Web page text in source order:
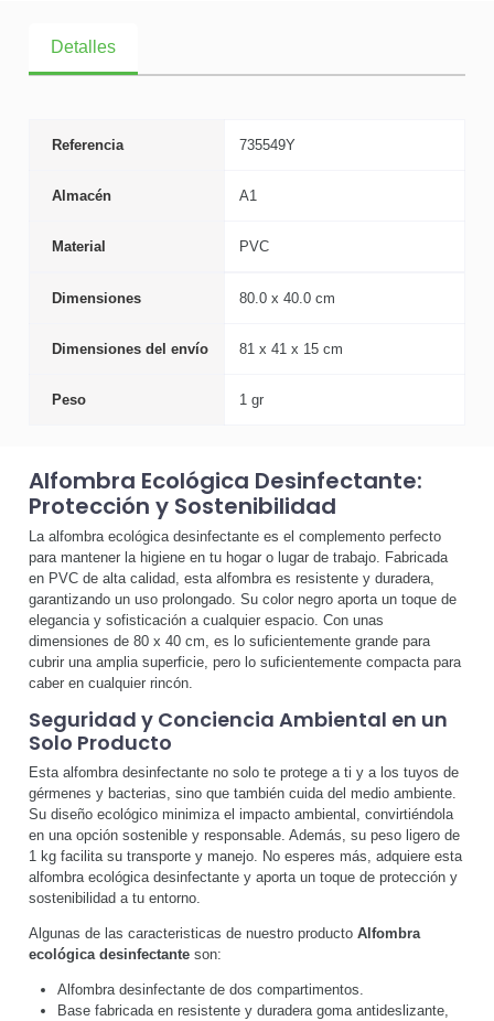
Detalles
Referencia 735549Y
Almacén A1
Material PVC
Dimensiones 80.0 x 40.0 cm
Dimensiones del envío 81 x 41 x 15 cm
Peso 1 gr
Alfombra Ecológica Desinfectante:
Protección y Sostenibilidad
La alfombra ecológica desinfectante es el complemento perfecto
para mantener la higiene en tu hogar o lugar de trabajo. Fabricada
en PVC de alta calidad, esta alfombra es resistente y duradera,
garantizando un uso prolongado. Su color negro aporta un toque de
elegancia y sofisticación a cualquier espacio. Con unas
dimensiones de 80 x 40 cm, es lo suficientemente grande para
cubrir una amplia superficie, pero lo suficientemente compacta para
caber en cualquier rincón.
Seguridad y Conciencia Ambiental en un
Solo Producto
Esta alfombra desinfectante no solo te protege a ti y a los tuyos de
gérmenes y bacterias, sino que también cuida del medio ambiente.
Su diseño ecológico minimiza el impacto ambiental, convirtiéndola
en una opción sostenible y responsable. Además, su peso ligero de
1 kg facilita su transporte y manejo. No esperes más, adquiere esta
alfombra ecológica desinfectante y aporta un toque de protección y
sostenibilidad a tu entorno.
Algunas de las caracteristicas de nuestro producto Alfombra
ecológica desinfectante son:
Alfombra desinfectante de dos compartimentos.
Base fabricada en resistente y duradera goma antideslizante,